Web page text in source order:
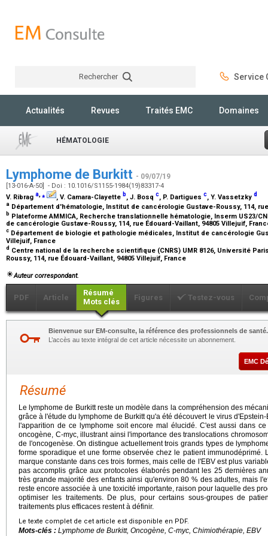
Rechercher Service
Actualités Revues Traités EMC Domaines
HÉMATOLOGIE
Lymphome de Burkitt - 09/07/19
[13-016-A-50] - Doi : 10.1016/S1155-1984(19)83317-4
V. Ribrag a,⁎ , V. Camara-Clayette b, J. Bosq c, P. Dartigues c, Y. Vassetzky d
a Département d'hématologie, Institut de cancérologie Gustave-Roussy, 114,
b Plateforme AMMICA, Recherche translationnelle hématologie, Inserm US23/
de cancérologie Gustave-Roussy, 114, rue Édouard-Vaillant, 94805 Villejuif,
c Département de biologie et pathologie médicales, Institut de cancérologie
Villejuif, France
d Centre national de la recherche scientifique (CNRS) UMR 8126, Université
Roussy, 114, rue Édouard-Vaillant, 94805 Villejuif, France
Auteur correspondant.
PDF Article
Résumé
Mots clés
Figures Testez-vous
Bienvenue sur EM-consulte, la référence des professionnels de santé.
L’accès au texte intégral de cet article nécessite un abonnement.
EMC
Résumé
Le lymphome de Burkitt reste un modèle dans la compréhension des
grâce à l'étude du lymphome de Burkitt qu'a été découvert le virus
l'apparition de ce lymphome soit encore mal élucidé. C'est aussi dans
oncogène, C-myc, illustrant ainsi l'importance des translocations
de l'oncogenèse. On distingue actuellement trois grands types de
forme sporadique et une forme observée chez le patient immunodéprimé.
marque constante dans ces trois formes, mais celle de l'EBV est plus
pas accomplis grâce aux protocoles élaborés pendant les 25 dernières
très grande majorité des enfants ainsi qu'environ 80 % des adultes, mais
reste encore associée à une toxicité importante, raison pour laquelle des
optimiser les traitements. De plus, pour certains sous-groupes de
traitements plus efficaces restent à définir.
Le texte complet de cet article est disponible en PDF.
Mots-clés : Lymphome de Burkitt, Oncogène, C-myc, Chimiothérapie, EBV